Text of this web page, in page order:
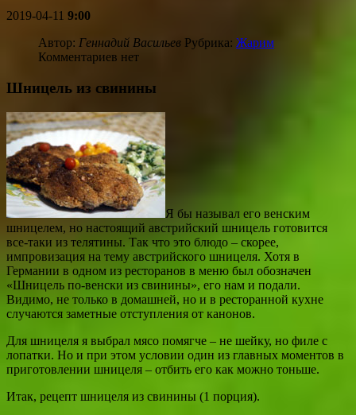
2019-04-11 9:00
Автор: Геннадий Васильев Рубрика: Жарим
Комментариев нет
Шницель из свинины
Я бы называл его венским
шницелем, но настоящий австрийский шницель готовится
все-таки из телятины. Так что это блюдо – скорее,
импровизация на тему австрийского шницеля. Хотя в
Германии в одном из ресторанов в меню был обозначен
«Шницель по-венски из свинины», его нам и подали.
Видимо, не только в домашней, но и в ресторанной кухне
случаются заметные отступления от канонов.
Для шницеля я выбрал мясо помягче – не шейку, но филе с
лопатки. Но и при этом условии один из главных моментов в
приготовлении шницеля – отбить его как можно тоньше.
Итак, рецепт шницеля из свинины (1 порция).